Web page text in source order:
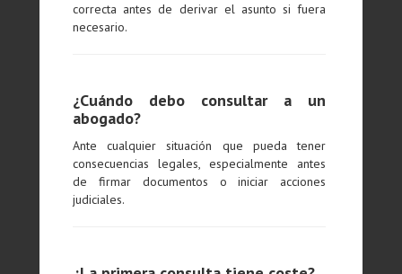
correcta antes de derivar el asunto si fuera
necesario.
¿Cuándo debo consultar a un
abogado?
Ante cualquier situación que pueda tener
consecuencias legales, especialmente antes
de firmar documentos o iniciar acciones
judiciales.